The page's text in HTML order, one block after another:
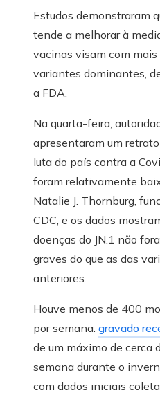
Estudos demonstraram
tende a melhorar à
vacinas visam com mais
variantes dominantes,
a FDA.
Na quarta-feira,
apresentaram um
luta do país contra a
foram relativamente
Natalie J. Thornburg,
CDC, e os dados
doenças do JN.1 não
graves do que as das
anteriores.
Houve menos de 400
por semana. gravado
de um máximo de cerca
semana durante o
com dados iniciais